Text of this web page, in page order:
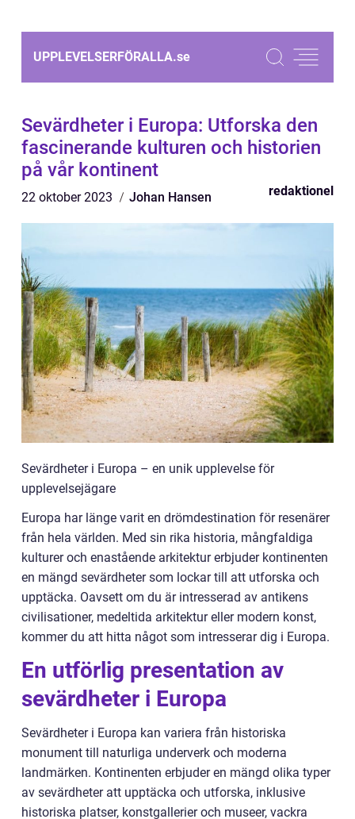
UPPLEVELSERFÖRALLA.se
Sevärdheter i Europa: Utforska den
fascinerande kulturen och historien
på vår kontinent
22 oktober 2023 Johan Hansen redaktionel
Sevärdheter i Europa – en unik upplevelse för
upplevelsejägare
Europa har länge varit en drömdestination för resenärer
från hela världen. Med sin rika historia, mångfaldiga
kulturer och enastående arkitektur erbjuder kontinenten
en mängd sevärdheter som lockar till att utforska och
upptäcka. Oavsett om du är intresserad av antikens
civilisationer, medeltida arkitektur eller modern konst,
kommer du att hitta något som intresserar dig i Europa.
En utförlig presentation av
sevärdheter i Europa
Sevärdheter i Europa kan variera från historiska
monument till naturliga underverk och moderna
landmärken. Kontinenten erbjuder en mängd olika typer
av sevärdheter att upptäcka och utforska, inklusive
historiska platser, konstgallerier och museer, vackra